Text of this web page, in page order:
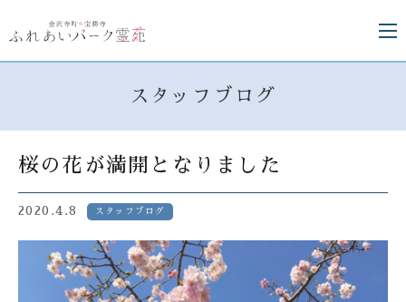
スタッフブログ
桜の花が満開となりました
2020.4.8 スタッフブログ